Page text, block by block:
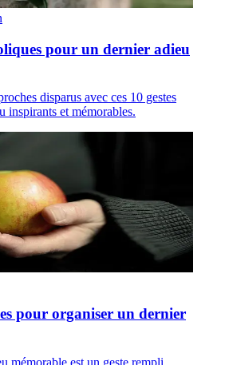
pour un dernier adieu
disparus avec ces 10 gestes
inspirants et mémorables.
pour organiser un dernier
mémorable est un geste rempli